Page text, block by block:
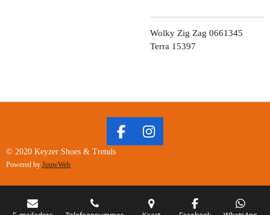
Wolky Zig Zag 0661345
Terra 15397
F
B
I
A
G
© 2020 Keyzer Shoes & Trends
Powered by JouwWeb